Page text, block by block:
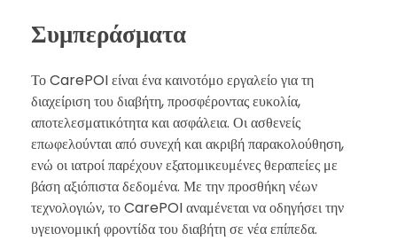
Συμπεράσματα
Το CarePOI είναι ένα καινοτόμο εργαλείο για τη
διαχείριση του διαβήτη, προσφέροντας ευκολία,
αποτελεσματικότητα και ασφάλεια. Οι ασθενείς
επωφελούνται από συνεχή και ακριβή παρακολούθηση,
ενώ οι ιατροί παρέχουν εξατομικευμένες θεραπείες με
βάση αξιόπιστα δεδομένα. Με την προσθήκη νέων
τεχνολογιών, το CarePOI αναμένεται να οδηγήσει την
υγειονομική φροντίδα του διαβήτη σε νέα επίπεδα.